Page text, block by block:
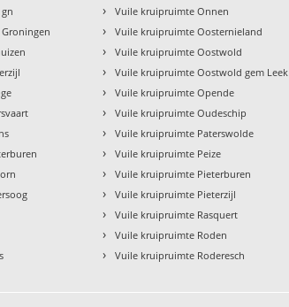
› Vuile kruipruimte Onnen
› Vuile kruipruimte Oosternieland
› Vuile kruipruimte Oostwold
› Vuile kruipruimte Oostwold gem Leek
› Vuile kruipruimte Opende
› Vuile kruipruimte Oudeschip
› Vuile kruipruimte Paterswolde
› Vuile kruipruimte Peize
› Vuile kruipruimte Pieterburen
› Vuile kruipruimte Pieterzijl
› Vuile kruipruimte Rasquert
› Vuile kruipruimte Roden
› Vuile kruipruimte Roderesch